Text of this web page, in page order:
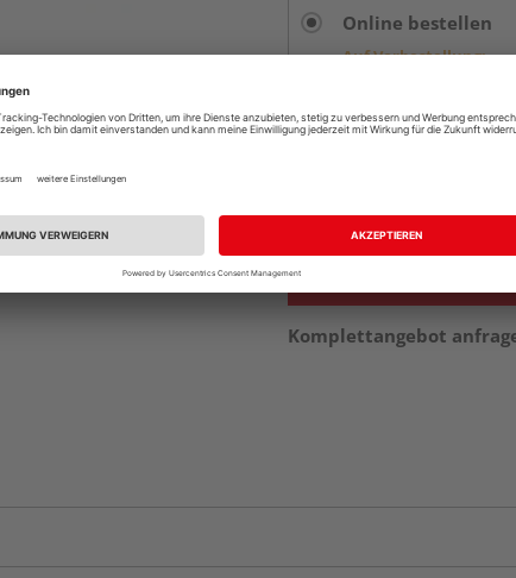
Online bestellen
Auf Vorbestellung:
Beim Händler
Komplettangebot